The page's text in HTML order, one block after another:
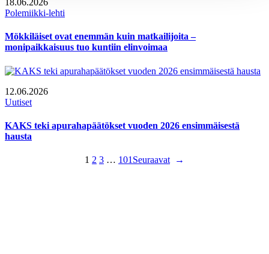
18.06.2026
Polemiikki-lehti
Mökkiläiset ovat enemmän kuin matkailijoita –
monipaikkaisuus tuo kuntiin elinvoimaa
12.06.2026
Uutiset
KAKS teki apurahapäätökset vuoden 2026 ensimmäisestä
hausta
1 2 3 … 101 Seuraavat →